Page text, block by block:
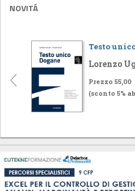
NOVITÁ
Testo
Lorenzo
Prezzo 55,00
(sconto 5%